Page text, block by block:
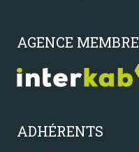
AGENCE MEMBRE
ADHÉRENTS